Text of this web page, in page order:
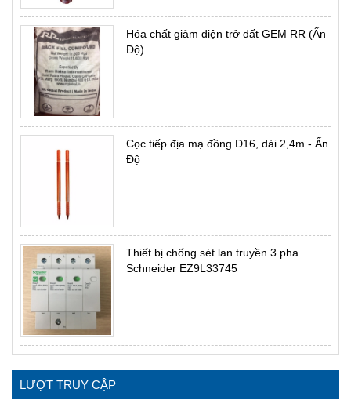
Hóa chất giảm điện trở đất GEM RR (Ấn
Độ)
Cọc tiếp địa mạ đồng D16, dài 2,4m - Ấn
Độ
Thiết bị chống sét lan truyền 3 pha
Schneider EZ9L33745
LƯỢT TRUY CẬP